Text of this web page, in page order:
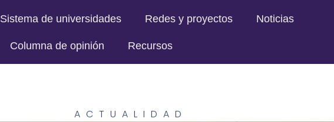
Sistema de universidades Redes y proyectos Noticias
Columna de opinión Recursos
ACTUALIDAD